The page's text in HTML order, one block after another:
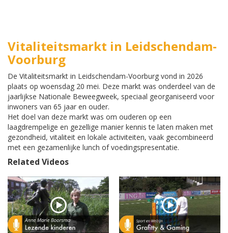
Vitaliteitsmarkt in Leidschendam-
Voorburg
De Vitaliteitsmarkt in Leidschendam-Voorburg vond in 2026
plaats op woensdag 20 mei. Deze markt was onderdeel van de
jaarlijkse Nationale Beweegweek, speciaal georganiseerd voor
inwoners van 65 jaar en ouder.
Het doel van deze markt was om ouderen op een
laagdrempelige en gezellige manier kennis te laten maken met
gezondheid, vitaliteit en lokale activiteiten, vaak gecombineerd
met een gezamenlijke lunch of voedingspresentatie.
Related Videos